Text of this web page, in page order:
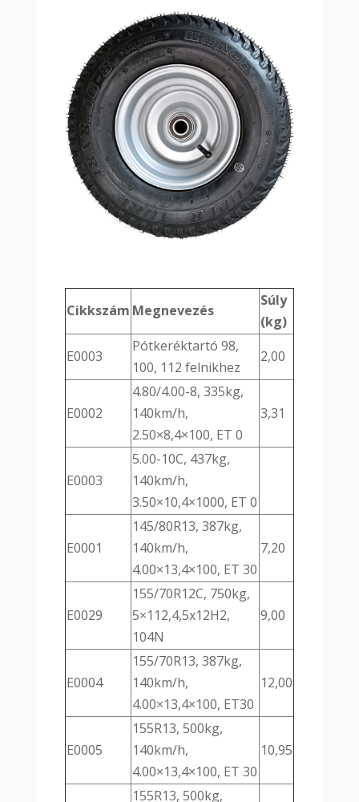
Cikkszám Megnevezés
Súly
(kg)
E0003
Pótkeréktartó 98,
100, 112 felnikhez
2,00
E0002
4.80/4.00-8, 335kg,
140km/h,
2.50×8,4×100, ET 0
3,31
E0003
5.00-10C, 437kg,
140km/h,
3.50×10,4×1000, ET 0
E0001
145/80R13, 387kg,
140km/h,
4.00×13,4×100, ET 30
7,20
E0029
155/70R12C, 750kg,
5×112,4,5x12H2,
104N
9,00
E0004
155/70R13, 387kg,
140km/h,
4.00×13,4×100, ET30
12,00
E0005
155R13, 500kg,
140km/h,
4.00×13,4×100, ET 30
10,95
155R13, 500kg,